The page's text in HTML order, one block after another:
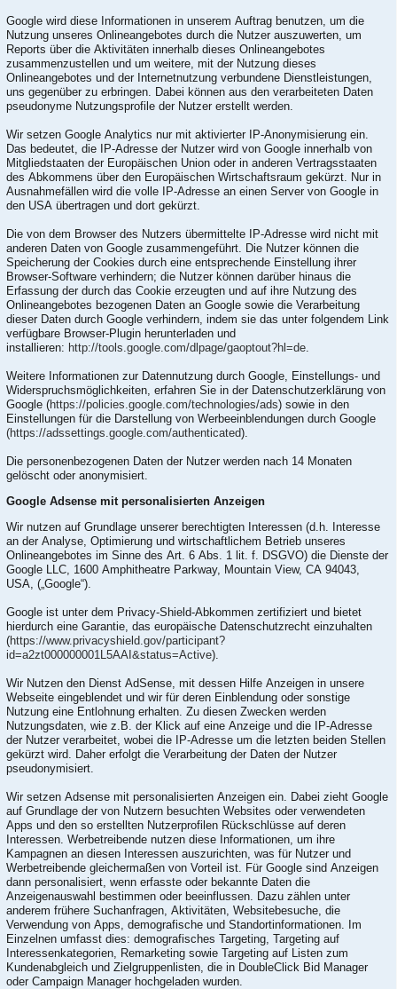
Google wird diese Informationen in unserem Auftrag benutzen, um die
Nutzung unseres Onlineangebotes durch die Nutzer auszuwerten, um
Reports über die Aktivitäten innerhalb dieses Onlineangebotes
zusammenzustellen und um weitere, mit der Nutzung dieses
Onlineangebotes und der Internetnutzung verbundene Dienstleistungen,
uns gegenüber zu erbringen. Dabei können aus den verarbeiteten Daten
pseudonyme Nutzungsprofile der Nutzer erstellt werden.
Wir setzen Google Analytics nur mit aktivierter IP-Anonymisierung ein.
Das bedeutet, die IP-Adresse der Nutzer wird von Google innerhalb von
Mitgliedstaaten der Europäischen Union oder in anderen Vertragsstaaten
des Abkommens über den Europäischen Wirtschaftsraum gekürzt. Nur in
Ausnahmefällen wird die volle IP-Adresse an einen Server von Google in
den USA übertragen und dort gekürzt.
Die von dem Browser des Nutzers übermittelte IP-Adresse wird nicht mit
anderen Daten von Google zusammengeführt. Die Nutzer können die
Speicherung der Cookies durch eine entsprechende Einstellung ihrer
Browser-Software verhindern; die Nutzer können darüber hinaus die
Erfassung der durch das Cookie erzeugten und auf ihre Nutzung des
Onlineangebotes bezogenen Daten an Google sowie die Verarbeitung
dieser Daten durch Google verhindern, indem sie das unter folgendem Link
verfügbare Browser-Plugin herunterladen und
installieren: http://tools.google.com/dlpage/gaoptout?hl=de
Weitere Informationen zur Datennutzung durch Google, Einstellungs- und
Widerspruchsmöglichkeiten, erfahren Sie in der Datenschutzerklärung von
Google (https://policies.google.com/technologies/ads) sowie in den
Einstellungen für die Darstellung von Werbeeinblendungen durch Google
(https://adssettings.google.com/authenticated).
Die personenbezogenen Daten der Nutzer werden nach 14 Monaten
gelöscht oder anonymisiert.
Google Adsense mit personalisierten Anzeigen
Wir nutzen auf Grundlage unserer berechtigten Interessen (d.h. Interesse
an der Analyse, Optimierung und wirtschaftlichem Betrieb unseres
Onlineangebotes im Sinne des Art. 6 Abs. 1 lit. f. DSGVO) die Dienste der
Google LLC, 1600 Amphitheatre Parkway, Mountain View, CA 94043,
USA, („Google“).
Google ist unter dem Privacy-Shield-Abkommen zertifiziert und bietet
hierdurch eine Garantie, das europäische Datenschutzrecht einzuhalten
(https://www.privacyshield.gov/participant?
id=a2zt000000001L5AAI&status=Active).
Wir Nutzen den Dienst AdSense, mit dessen Hilfe Anzeigen in unsere
Webseite eingeblendet und wir für deren Einblendung oder sonstige
Nutzung eine Entlohnung erhalten. Zu diesen Zwecken werden
Nutzungsdaten, wie z.B. der Klick auf eine Anzeige und die IP-Adresse
der Nutzer verarbeitet, wobei die IP-Adresse um die letzten beiden Stellen
gekürzt wird. Daher erfolgt die Verarbeitung der Daten der Nutzer
pseudonymisiert.
Wir setzen Adsense mit personalisierten Anzeigen ein. Dabei zieht Google
auf Grundlage der von Nutzern besuchten Websites oder verwendeten
Apps und den so erstellten Nutzerprofilen Rückschlüsse auf deren
Interessen. Werbetreibende nutzen diese Informationen, um ihre
Kampagnen an diesen Interessen auszurichten, was für Nutzer und
Werbetreibende gleichermaßen von Vorteil ist. Für Google sind Anzeigen
dann personalisiert, wenn erfasste oder bekannte Daten die
Anzeigenauswahl bestimmen oder beeinflussen. Dazu zählen unter
anderem frühere Suchanfragen, Aktivitäten, Websitebesuche, die
Verwendung von Apps, demografische und Standortinformationen. Im
Einzelnen umfasst dies: demografisches Targeting, Targeting auf
Interessenkategorien, Remarketing sowie Targeting auf Listen zum
Kundenabgleich und Zielgruppenlisten, die in DoubleClick Bid Manager
oder Campaign Manager hochgeladen wurden.